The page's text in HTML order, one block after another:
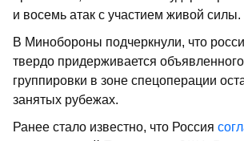
и восемь атак с участием живой силы.
В Минобороны подчеркнули, что
твердо придерживается
группировки в зоне спецоперации
занятых рубежах.
Ранее стало известно, что Россия